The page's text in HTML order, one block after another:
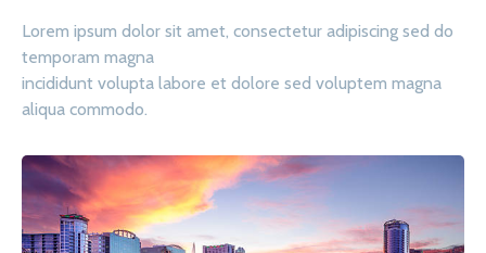
Lorem ipsum dolor sit amet, consectetur adipiscing sed do
temporam magna
incididunt volupta labore et dolore sed voluptem magna
aliqua commodo.